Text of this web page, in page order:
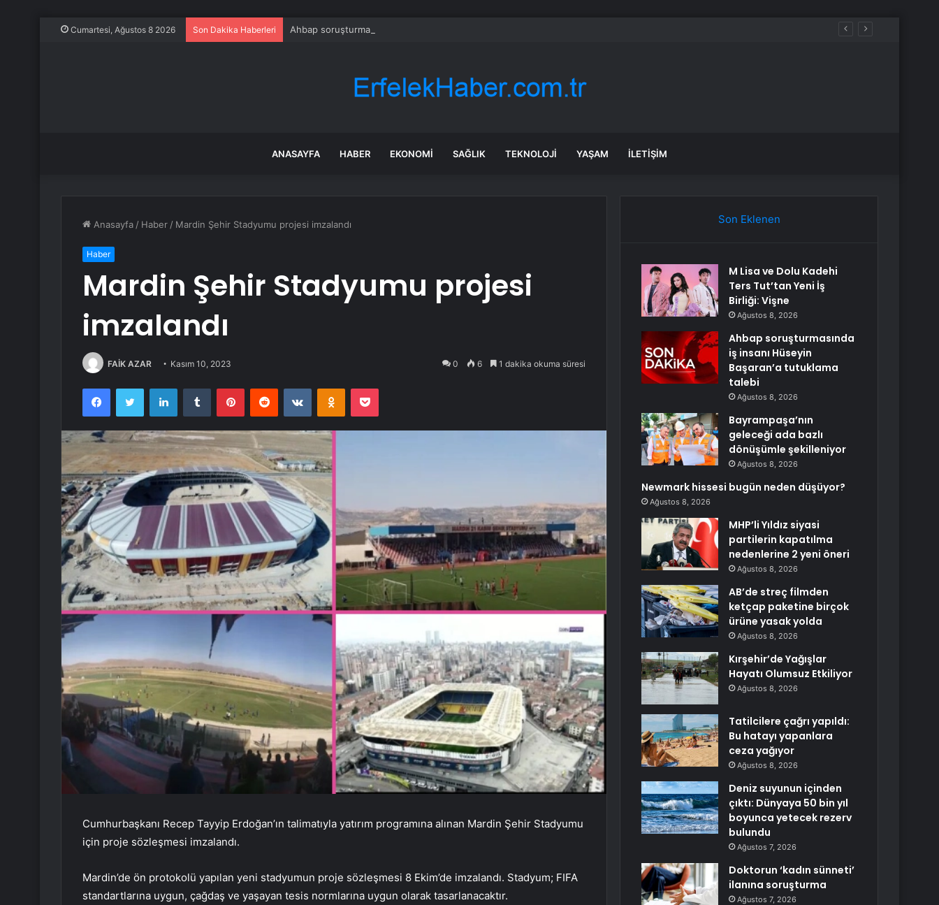
Cumartesi, Ağustos 8 2026 Son Dakika Haberleri Ahbap soruşturmasında iş insanı Hüseyin Başaran’a tutuklama talebi
ANASAYFA HABER EKONOMI SAĞLIK TEKNOLOJI YAŞAM İLETIŞIM
Anasayfa / Haber / Mardin Şehir Stadyumu projesi imzalandı
Haber
Mardin Şehir Stadyumu projesi
imzalandı
FAİK AZAR Kasım 10, 2023 0 6 1 dakika okuma süresi
FacebookTwitter LinkedInTumblr PinterestReddit VKontakteOdnoklassniki
Pocket
Cumhurbaşkanı Recep Tayyip Erdoğan’ın talimatıyla yatırım programına alınan Mardin Şehir Stadyumu
için proje sözleşmesi imzalandı.
Mardin’de ön protokolü yapılan yeni stadyumun proje sözleşmesi 8 Ekim’de imzalandı. Stadyum; FIFA
standartlarına uygun, çağdaş ve yaşayan tesis normlarına uygun olarak tasarlanacaktır.
Son Eklenen
M Lisa ve Dolu Kadehi
Ters Tut’tan Yeni İş
Birliği: Vişne
Ağustos 8, 2026
Ahbap soruşturmasında
iş insanı Hüseyin
Başaran’a tutuklama
talebi
Ağustos 8, 2026
Bayrampaşa’nın
geleceği ada bazlı
dönüşümle şekilleniyor
Ağustos 8, 2026
Newmark hissesi bugün neden düşüyor?
Ağustos 8, 2026
MHP’li Yıldız siyasi
partilerin kapatılma
nedenlerine 2 yeni öneri
Ağustos 8, 2026
AB’de streç filmden
ketçap paketine birçok
ürüne yasak yolda
Ağustos 8, 2026
Kırşehir’de Yağışlar
Hayatı Olumsuz Etkiliyor
Ağustos 8, 2026
Tatilcilere çağrı yapıldı:
Bu hatayı yapanlara
ceza yağıyor
Ağustos 8, 2026
Deniz suyunun içinden
çıktı: Dünyaya 50 bin yıl
boyunca yetecek rezerv
bulundu
Ağustos 7, 2026
Doktorun ‘kadın sünneti’
ilanına soruşturma
Ağustos 7, 2026